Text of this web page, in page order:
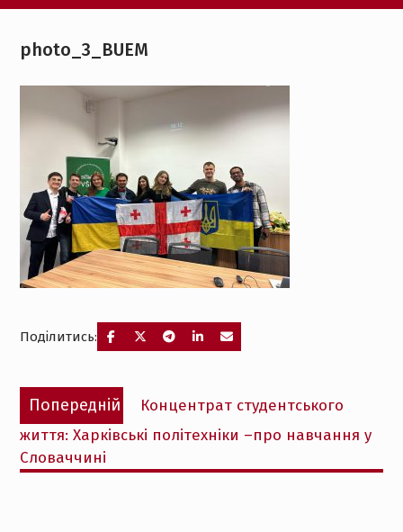
photo_3_BUEM
Поділитись:
Навігація
записів
Попередній
Попередній
запис:
Концентрат студентського
життя: Харківські політехніки –про навчання у
Словаччині